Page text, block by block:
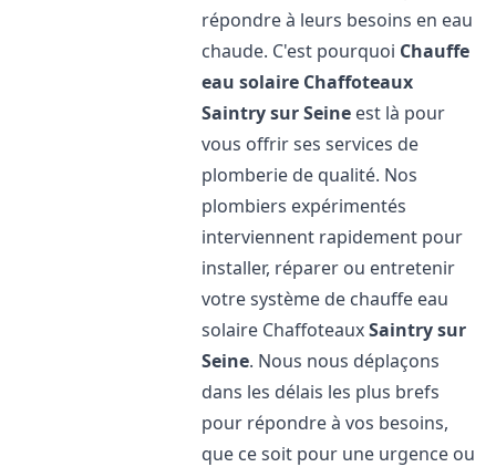
répondre à leurs besoins en eau
chaude. C'est pourquoi Chauffe
eau solaire Chaffoteaux
Saintry sur Seine est là pour
vous offrir ses services de
plomberie de qualité. Nos
plombiers expérimentés
interviennent rapidement pour
installer, réparer ou entretenir
votre système de chauffe eau
solaire ChaffoteauxSaintry sur
Seine. Nous nous déplaçons
dans les délais les plus brefs
pour répondre à vos besoins,
que ce soit pour une urgence ou